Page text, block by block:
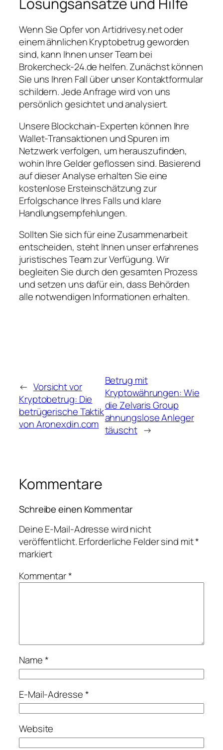
Wenn Sie Opfer von Artidrivesy.net oder
einem ähnlichen Kryptobetrug geworden
sind, kann Ihnen unser Team bei
Brokercheck-24.de helfen. Zunächst können
Sie uns Ihren Fall über unser Kontaktformular
schildern. Jede Anfrage wird von uns
persönlich gesichtet und analysiert.
Unsere Blockchain-Experten können Ihre
Wallet-Transaktionen und Spuren im
Netzwerk verfolgen, um herauszufinden,
wohin Ihre Gelder geflossen sind. Basierend
auf dieser Analyse erhalten Sie eine
kostenlose Ersteinschätzung zur
Erfolgschance Ihres Falls und klare
Handlungsempfehlungen.
Sollten Sie sich für eine Zusammenarbeit
entscheiden, steht Ihnen unser erfahrenes
juristisches Team zur Verfügung. Wir
begleiten Sie durch den gesamten Prozess
und setzen uns dafür ein, dass Behörden
alle notwendigen Informationen erhalten.
← Vorsicht vor
Kryptobetrug: Die
betrügerische Taktik
von Aronexdin.com
Betrug mit
Kryptowährungen: Wie
die Zelvaris Group
ahnungslose Anleger
täuscht →
Kommentare
Schreibe einen Kommentar
Deine E-Mail-Adresse wird nicht
veröffentlicht.Erforderliche Felder sind mit*
markiert
Kommentar*
Name*
E-Mail-Adresse*
Website